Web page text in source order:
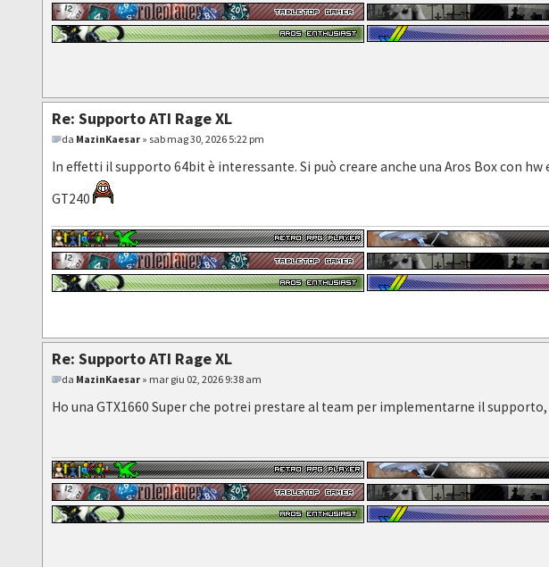
Re: Supporto ATI Rage XL
da MazinKaesar » sab mag 30, 2026 5:22 pm
In effetti il supporto 64bit è interessante. Si può creare anche una Aros Box con
GT240
Re: Supporto ATI Rage XL
da MazinKaesar » mar giu 02, 2026 9:38 am
Ho una GTX1660 Super che potrei prestare al team per implementarne il